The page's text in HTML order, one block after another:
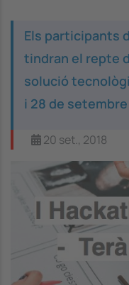
Els participants
tindran el repte
solució
i 28 de
20 set., 2018
Image